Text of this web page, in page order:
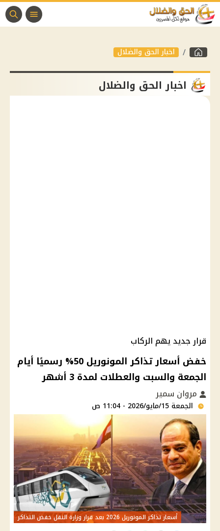
اخبار الحق والضلال
اخبار الحق والضلال
قرار جديد يهم الركاب
خفض أسعار تذاكر المونوريل 50% رسميًا أيام
الجمعة والسبت والعطلات لمدة 3 أشهر
مروان سمير
الجمعة 15/مايو/2026 - 11:04 ص
أسعار تذاكر المونوريل 2026 بعد قرار وزارة النقل خفض التذاكر